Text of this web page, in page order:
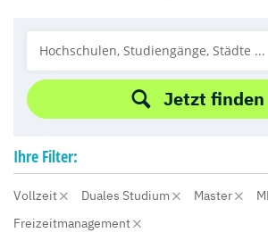
Jetzt finden
Ihre Filter:
Vollzeit Duales Studium Master
Freizeitmanagement